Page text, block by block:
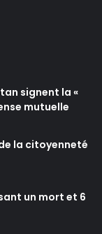
signent la «
mutuelle
la citoyenneté
un mort et 6